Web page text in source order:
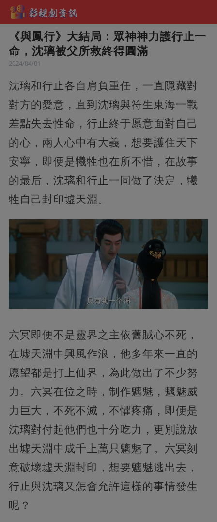
《與鳳行》大結局：眾神神力護行止一
命，沈璃被父所救終得圓滿
2024/04/01
沈璃和行止各自肩負重任，一直隱藏對
對方的愛意，直到沈璃與符生東海一戰
差點失去性命，行止終于愿意面對自己
的心，兩人心中有大義，想要護住天下
安寧，即便是犧牲也在所不惜，在故事
的最后，沈璃和行止一同做了決定，犧
牲自己封印墟天淵。
六冥即便不是靈界之主依舊賊心不死，
在墟天淵中興風作浪，他多年來一直的
愿望都是打上仙界，為此做出了不少努
力。六冥在位之時，制作魑魅，魑魅威
力巨大，不死不滅，不懼疼痛，即便是
沈璃對付起他們也十分吃力，更別說放
出墟天淵中成千上萬只魑魅了。六冥刻
意破壞墟天淵封印，想要魑魅逃出去，
行止與沈璃又怎會允許這樣的事情發生
呢？